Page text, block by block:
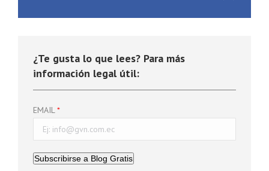
¿Te gusta lo que lees? Para más
información legal útil:
EMAIL
Subscribirse a Blog Gratis